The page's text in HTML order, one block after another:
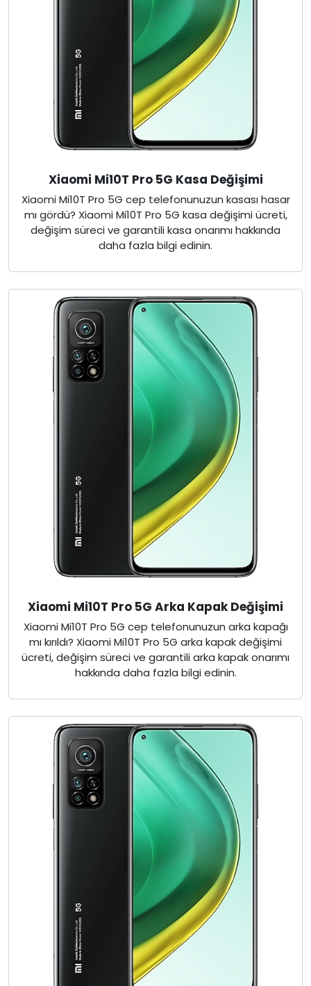
Xiaomi Mi10T Pro 5G Kasa Değişimi
Xiaomi Mi10T Pro 5G cep telefonunuzun kasası hasar
mı gördü? Xiaomi Mi10T Pro 5G kasa değişimi ücreti,
değişim süreci ve garantili kasa onarımı hakkında
daha fazla bilgi edinin.
Xiaomi Mi10T Pro 5G Arka Kapak Değişimi
Xiaomi Mi10T Pro 5G cep telefonunuzun arka kapağı
mı kırıldı? Xiaomi Mi10T Pro 5G arka kapak değişimi
ücreti, değişim süreci ve garantili arka kapak onarımı
hakkında daha fazla bilgi edinin.